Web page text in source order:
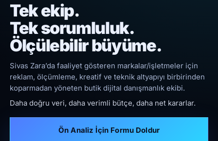
Tek ekip.
Tek sorumluluk.
Ölçülebilir büyüme.
Sivas Zara’da faaliyet gösteren markalar/işletmeler için
reklam, ölçümleme, kreatif ve teknik altyapıyı birbirinden
koparmadan yöneten butik dijital danışmanlık ekibi.
Daha doğru veri, daha verimli bütçe, daha net kararlar.
Ön Analiz İçin Formu Doldur